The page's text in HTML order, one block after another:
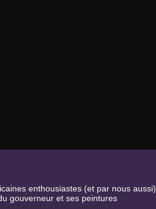
enthousiastes (et par nous aussi),
gouverneur et ses peintures